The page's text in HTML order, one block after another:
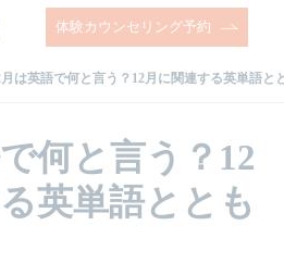
体験カウンセリング予約
月は英語で何と言う？12月に関連する英単語と
何と言う？12
英単語ととも